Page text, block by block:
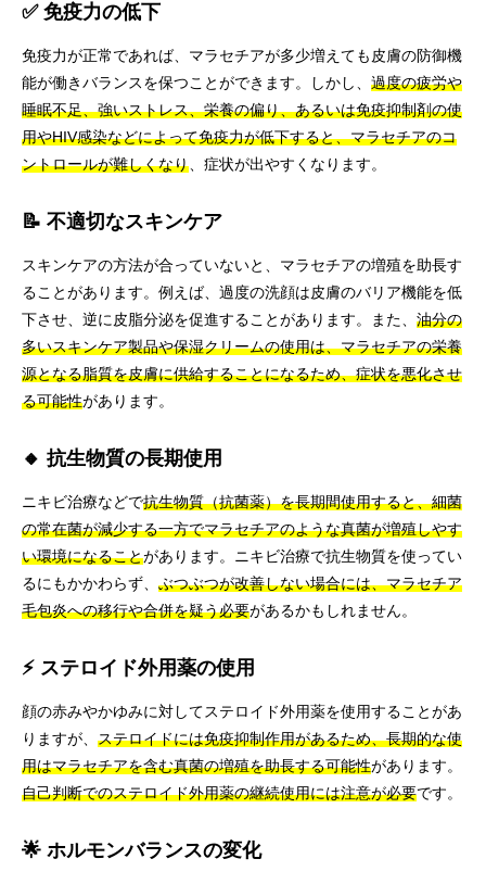
✅ 免疫力の低下
免疫力が正常であれば、マラセチアが多少増えても皮膚の防御機
能が働きバランスを保つことができます。しかし、 過度の疲労や
睡眠不足、強いストレス、栄養の偏り、あるいは免疫抑制剤の使
用やHIV感染などによって免疫力が低下すると、マラセチアのコ
ントロールが難しくなり 、症状が出やすくなります。
📝 不適切なスキンケア
スキンケアの方法が合っていないと、マラセチアの増殖を助長す
ることがあります。例えば、過度の洗顔は皮膚のバリア機能を低
下させ、逆に皮脂分泌を促進することがあります。また、 油分の
多いスキンケア製品や保湿クリームの使用は、マラセチアの栄養
源となる脂質を皮膚に供給することになるため、症状を悪化させ
る可能性があります。
🔸 抗生物質の長期使用
ニキビ治療などで抗生物質（抗菌薬）を長期間使用すると、細菌
の常在菌が減少する一方でマラセチアのような真菌が増殖しやす
い環境になることがあります。ニキビ治療で抗生物質を使ってい
るにもかかわらず、 ぶつぶつが改善しない場合には、マラセチア
毛包炎への移行や合併を疑う必要があるかもしれません。
⚡ ステロイド外用薬の使用
顔の赤みやかゆみに対してステロイド外用薬を使用することがあ
りますが、 ステロイドには免疫抑制作用があるため、長期的な使
用はマラセチアを含む真菌の増殖を助長する可能性があります。
自己判断でのステロイド外用薬の継続使用には注意が必要です。
🌟 ホルモンバランスの変化